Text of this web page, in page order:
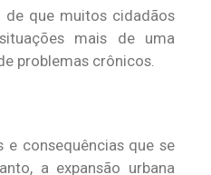
de que muitos cidadãos
mais de uma
problemas crônicos.
e consequências que se
a expansão urbana